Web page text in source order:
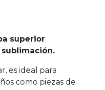
superior
es ideal para
como piezas de